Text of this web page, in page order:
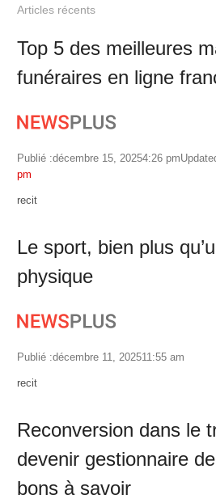
Articles récents
Top 5 des meilleures
funéraires en ligne
Publié :décembre 15, 20254:26 pm
pm
Author
recit
Le sport, bien plus
physique
Publié :décembre 11, 202511:55 am
Author
recit
Reconversion dans le
devenir gestionnaire
bons à savoir